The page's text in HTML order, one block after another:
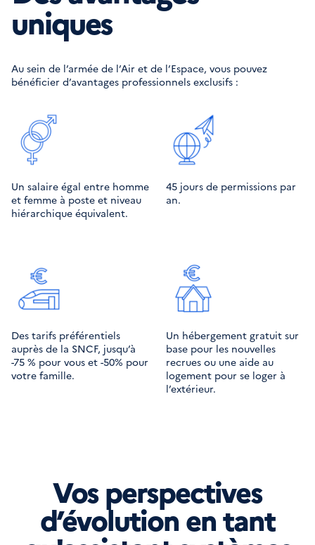
uniques
Au sein de l’armée de l’Air et de l’Espace, vous pouvez
bénéficier d’avantages professionnels exclusifs :
Un salaire égal entre homme
et femme à poste et niveau
hiérarchique équivalent.
45 jours de permissions par
an.
Des tarifs préférentiels
auprès de la SNCF, jusqu’à
-75 % pour vous et -50% pour
votre famille.
Un hébergement gratuit sur
base pour les nouvelles
recrues ou une aide au
logement pour se loger à
l’extérieur.
Vos perspectives
d’évolution en tant